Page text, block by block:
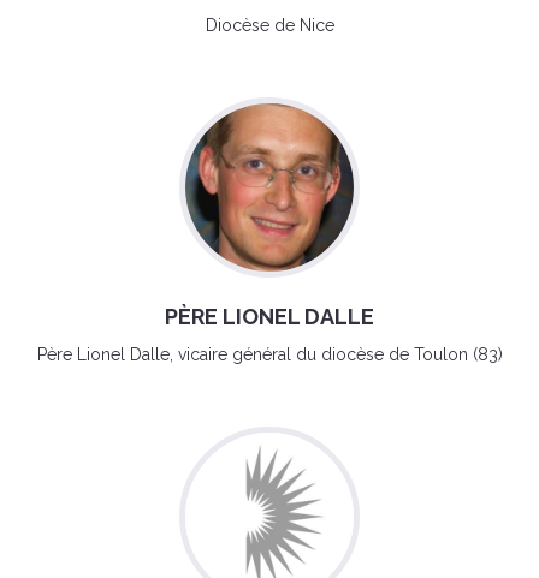
Diocèse de Nice
PÈRE LIONEL DALLE
Père Lionel Dalle, vicaire général du diocèse de Toulon (83)